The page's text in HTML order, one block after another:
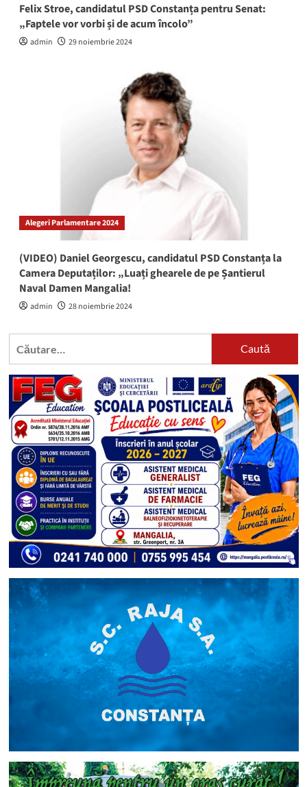
Felix Stroe, candidatul PSD Constanța pentru Senat:
„Faptele vor vorbi și de acum încolo”
admin 29 noiembrie 2024
Alegeri Parlamentare 2024
(VIDEO) Daniel Georgescu, candidatul PSD Constanța la
Camera Deputaților: „Luați ghearele de pe Șantierul
Naval Damen Mangalia!
admin 28 noiembrie 2024